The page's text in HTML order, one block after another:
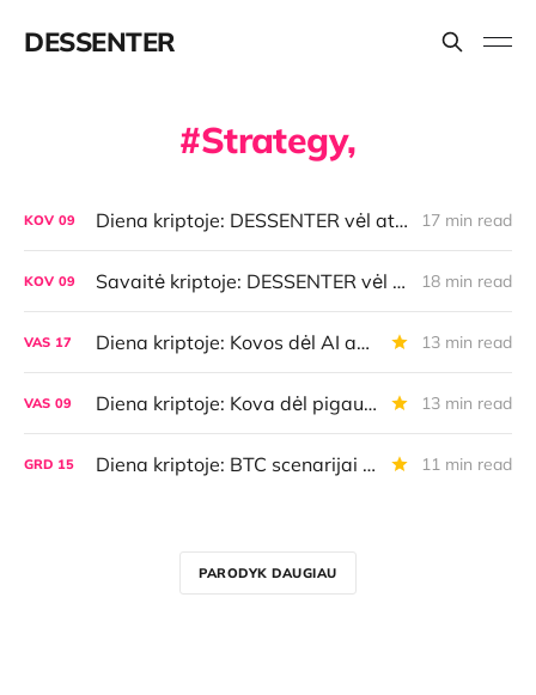
DESSENTER
Strategy,
KOV 09 Diena kriptoje: DESSENTER vėl atsinaujino, istorinė Bitkoino savaitė, AI pasirinkimai, lietuviška MiCA 17 min read
KOV 09 Savaitė kriptoje: DESSENTER vėl atsinaujino, istorinė Bitkoino savaitė, AI pasirinkimai, lietuviška MiCA 18 min read
VAS 17 Diena kriptoje: Kovos dėl AI agentų dėmesio, BTC apsauga nuo kvantų, TradFi ir DeFi jungtuvės ir dar daugiau 13 min read
VAS 09 Diena kriptoje: Kova dėl pigaus BTC, Bitkoino "žaibo" rekordas, rusiškos kripto paskolos, uždirbk iš AI ir dar daugiau 13 min read
GRD 15 Diena kriptoje: BTC scenarijai 2026 m., TradFi imasi kriptoturto, latviai pirmauja, BTC verslų šuolis ir dar daugiau 11 min read
PARODYK DAUGIAU